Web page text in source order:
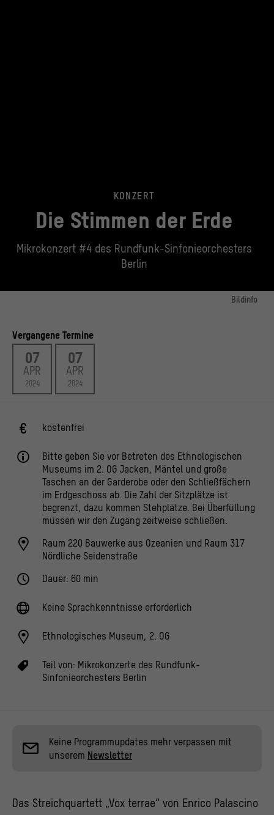
KONZERT
Die Stimmen der Erde
Mikrokonzert #4 des Rundfunk-Sinfonieorchesters
Berlin
Bildinfo
Vergangene Termine
07
APR
2024
07
APR
2024
kostenfrei
Bitte geben Sie vor Betreten des Ethnologischen
Museums im 2. OG Jacken, Mäntel und große
Taschen an der Garderobe oder den Schließfächern
im Erdgeschoss ab. Die Zahl der Sitzplätze ist
begrenzt, dazu kommen Stehplätze. Bei Überfüllung
müssen wir den Zugang zeitweise schließen.
Raum 220 Bauwerke aus Ozeanien und Raum 317
Nördliche Seidenstraße
Dauer: 60 min
Keine Sprachkenntnisse erforderlich
Ethnologisches Museum, 2. OG
Teil von: Mikrokonzerte des Rundfunk-
Sinfonieorchesters Berlin
Keine Programmupdates mehr verpassen mit
unserem Newsletter
Das Streichquartett „Vox terrae“ von Enrico Palascino